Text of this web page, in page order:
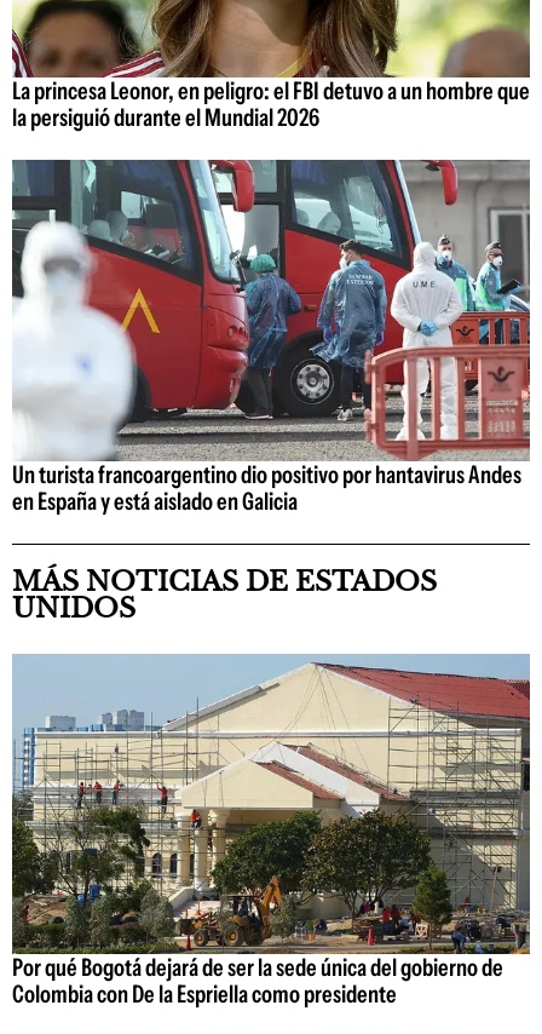
La princesa Leonor, en peligro: el FBI detuvo a un hombre que
la persiguió durante el Mundial 2026
Un turista francoargentino dio positivo por hantavirus Andes
en España y está aislado en Galicia
MÁS NOTICIAS DE ESTADOS
UNIDOS
Por qué Bogotá dejará de ser la sede única del gobierno de
Colombia con De la Espriella como presidente